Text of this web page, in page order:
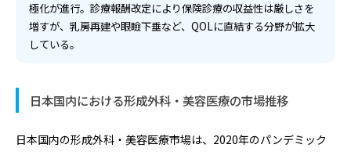
極化が進行。診療報酬改定により保険診療の収益性は厳しさを
増すが、乳房再建や眼瞼下垂など、QOLに直結する分野が拡大
している。
日本国内における形成外科・美容医療の市場推移
日本国内の形成外科・美容医療市場は、2020年のパンデミック